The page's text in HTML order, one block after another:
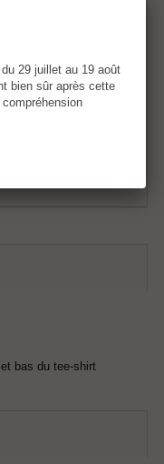
bas du tee-shirt
29 juillet au 19 août
bien sûr après cette